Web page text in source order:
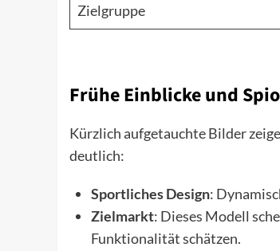
Zielgruppe
Frühe Einblicke und
Kürzlich aufgetauchte Bilder
deutlich:
Sportliches Design:
Zielmarkt: Dieses Modell
Funktionalität schätzen.